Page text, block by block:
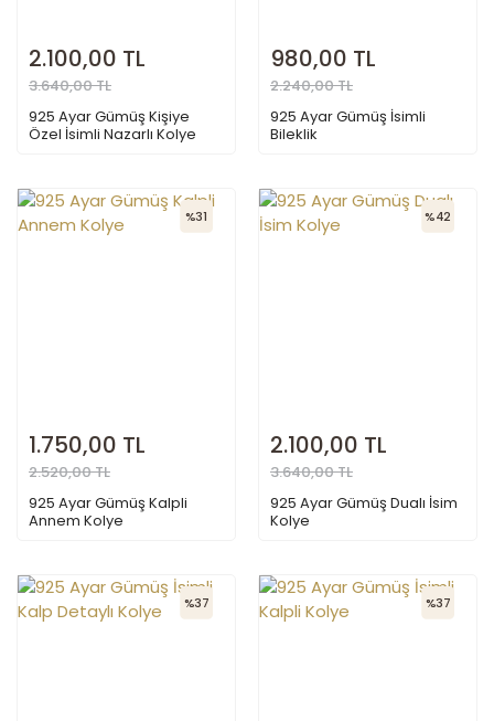
2.100,00 TL
3.640,00 TL
925 Ayar Gümüş Kişiye
Özel İsimli Nazarlı Kolye
980,00 TL
2.240,00 TL
925 Ayar Gümüş İsimli
Bileklik
%31
1.750,00 TL
2.520,00 TL
925 Ayar Gümüş Kalpli
Annem Kolye
%42
2.100,00 TL
3.640,00 TL
925 Ayar Gümüş Dualı İsim
Kolye
%37 %37